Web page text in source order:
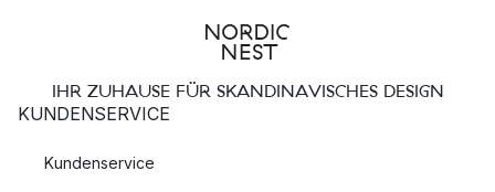
IHR ZUHAUSE FÜR SKANDINAVISCHES DESIGN
KUNDENSERVICE
Kundenservice